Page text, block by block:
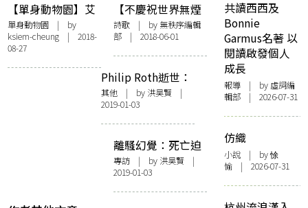
【單身動物園】艾
蜜莉．狄金森：我
不能和你一起生活
單身動物園 | by
ksiem-cheung | 2018-
08-27
【不慶祝世界無煙
日】無秩序編輯部
詩輯
詩歌| by 無秩序編輯
部 | 2018-06-01
Philip Roth逝世：
我與寫作的搏鬥已
經結束
其他 | by 洪昊賢 |
2019-01-03
離騷幻覺：死亡迫
我們想像另一個世
界
專訪| by 洪昊賢|
2019-01-03
共讀西西及
Bonnie
Garmus名著 以
閱讀啟發個人
成長
報導 | by 虛詞編
輯部 | 2026-07-31
仿織
小說 | by 悇
愉 | 2026-07-31